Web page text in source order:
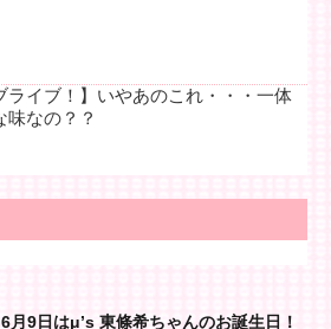
ライブ！】いやあのこれ・・・一体
味なの？？
月9日はμ’s 東條希ちゃんのお誕生日！